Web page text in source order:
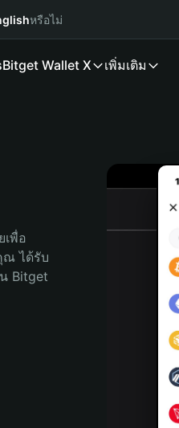
หรือไม่
Bitget Wallet X เพิ่มเติม
พื่อ
ณ ได้รับ
Bitget